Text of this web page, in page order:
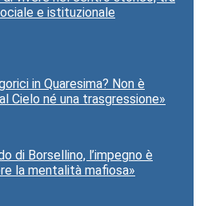
e istituzionale
in Quaresima? Non è
Cielo né una trasgressione»
di Borsellino, l’impegno è
la mentalità mafiosa»